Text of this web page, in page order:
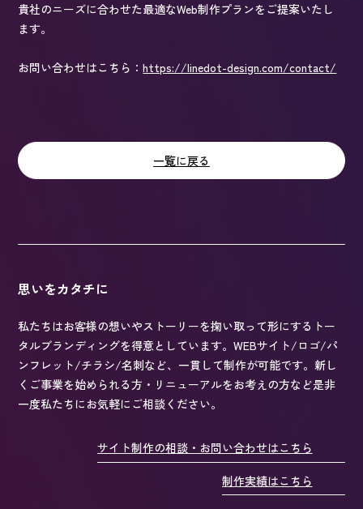
貴社のニーズに合わせた最適なWeb制作プランをご提案いたし
ます。
お問い合わせはこちら：https://linedot-design.com/contact/
一覧に戻る
思いをカタチに
私たちはお客様の想いやストーリーを掬い取って形にするトー
タルブランディングを得意としています。WEBサイト/ロゴ/パ
ンフレット/チラシ/名刺など、一貫して制作が可能です。新し
くご事業を始められる方・リニューアルをお考えの方など是非
一度私たちにお気軽にご相談ください。
サイト制作の相談・お問い合わせはこちら
制作実績はこちら